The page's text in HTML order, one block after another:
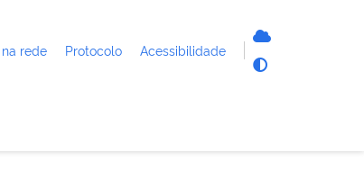
rede Protocolo Acessibilidade